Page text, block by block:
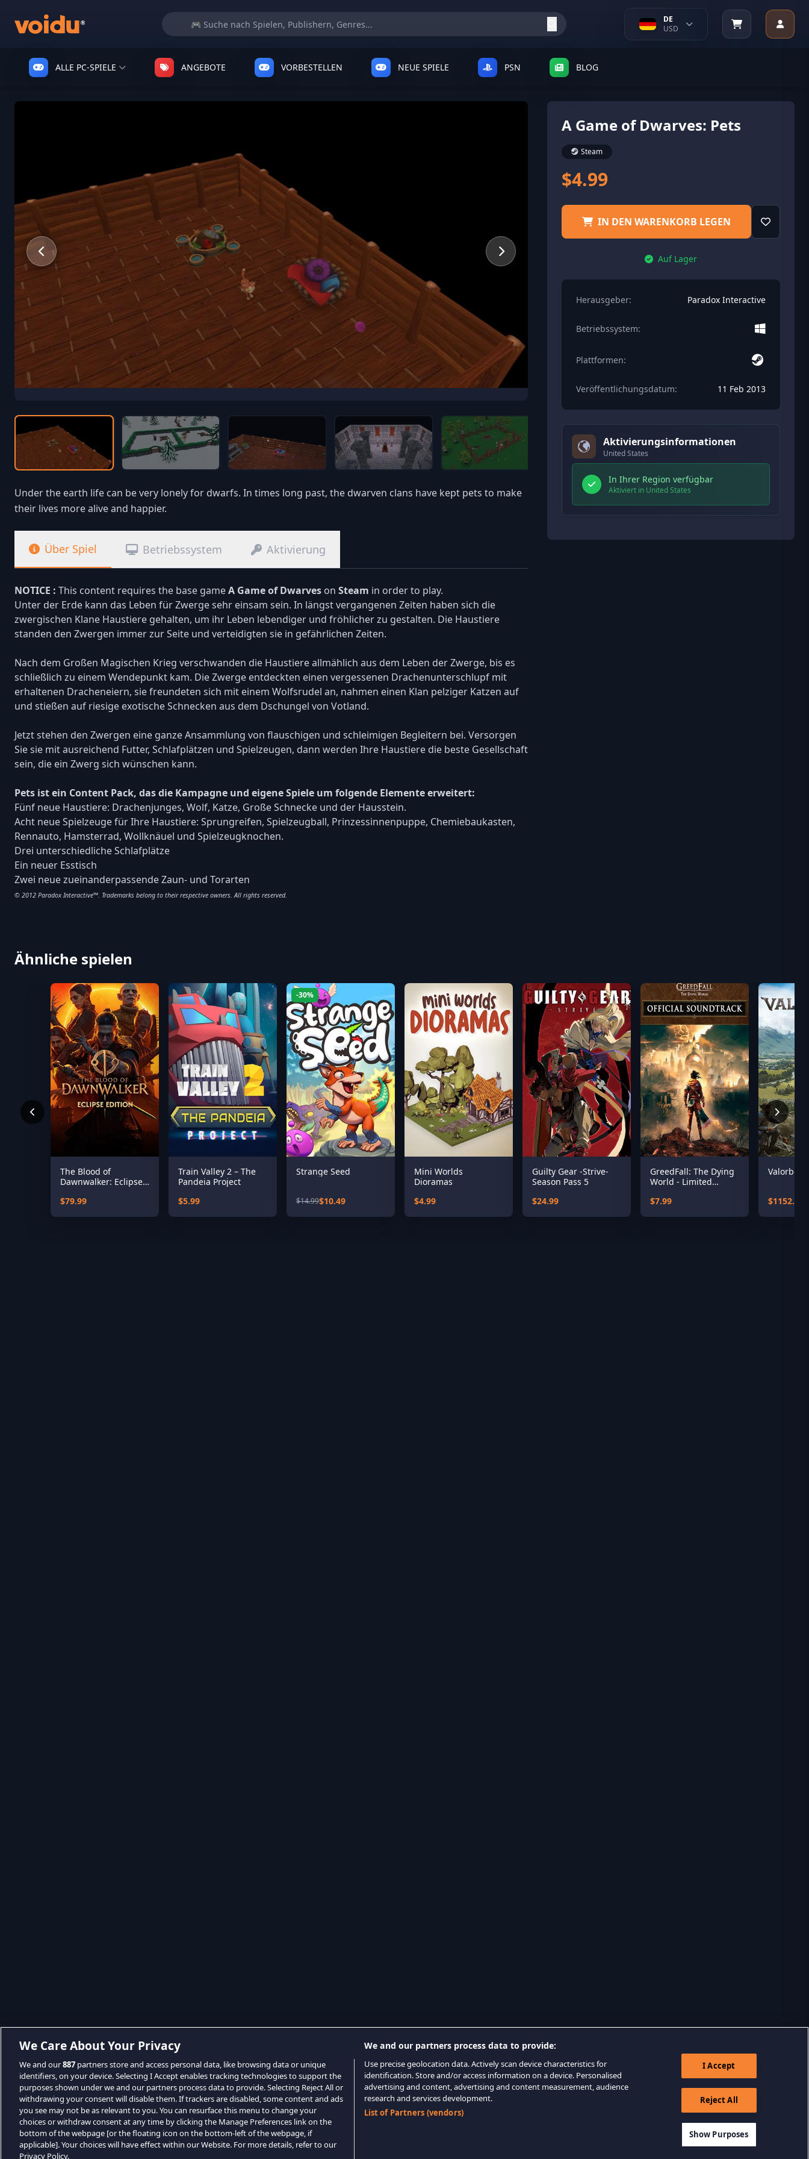
DE
USD
ALLE PC-SPIELE ANGEBOTE VORBESTELLEN NEUE SPIELE PSN BLOG
Under the earth life can be very lonely for dwarfs. In times long past, the dwarven clans have kept pets to make
their lives more alive and happier.
Über Spiel Betriebssystem Aktivierung
NOTICE : This content requires the base gameA Game of Dwarves on Steam in order to play.
Unter der Erde kann das Leben für Zwerge sehr einsam sein. In längst vergangenen Zeiten haben sich die
zwergischen Klane Haustiere gehalten, um ihr Leben lebendiger und fröhlicher zu gestalten. Die Haustiere
standen den Zwergen immer zur Seite und verteidigten sie in gefährlichen Zeiten.
Nach dem Großen Magischen Krieg verschwanden die Haustiere allmählich aus dem Leben der Zwerge, bis es
schließlich zu einem Wendepunkt kam. Die Zwerge entdeckten einen vergessenen Drachenunterschlupf mit
erhaltenen Dracheneiern, sie freundeten sich mit einem Wolfsrudel an, nahmen einen Klan pelziger Katzen auf
und stießen auf riesige exotische Schnecken aus dem Dschungel von Votland.
Jetzt stehen den Zwergen eine ganze Ansammlung von flauschigen und schleimigen Begleitern bei. Versorgen
Sie sie mit ausreichend Futter, Schlafplätzen und Spielzeugen, dann werden Ihre Haustiere die beste Gesellschaft
sein, die ein Zwerg sich wünschen kann.
Pets ist ein Content Pack, das die Kampagne und eigene Spiele um folgende Elemente erweitert:
Fünf neue Haustiere: Drachenjunges, Wolf, Katze, Große Schnecke und der Hausstein.
Acht neue Spielzeuge für Ihre Haustiere: Sprungreifen, Spielzeugball, Prinzessinnenpuppe, Chemiebaukasten,
Rennauto, Hamsterrad, Wollknäuel und Spielzeugknochen.
Drei unterschiedliche Schlafplätze
Ein neuer Esstisch
Zwei neue zueinanderpassende Zaun- und Torarten
© 2012 Paradox Interactive™. Trademarks belong to their respective owners. All rights reserved.
A Game of Dwarves: Pets
Steam
$4.99
IN DEN WARENKORB LEGEN
Auf Lager
Herausgeber: Paradox Interactive
Betriebssystem:
Plattformen:
Veröffentlichungsdatum: 11 Feb 2013
Aktivierungsinformationen
United States
In Ihrer Region verfügbar
Aktiviert in United States
Ähnliche spielen
The Blood of
Dawnwalker: Eclipse
$79.99
Train Valley 2 – The
Pandeia Project
$5.99
-30%
Strange Seed
$14.99$10.49
Mini Worlds
Dioramas
$4.99
Guilty Gear -Strive-
Season Pass 5
$24.99
GreedFall: The Dying
World - Limited
$7.99
Valorborn
$1152.35
We Care About Your Privacy
We and our887 partners store and access personal data, like browsing data or unique
identifiers, on your device. Selecting I Accept enables tracking technologies to support the
purposes shown under we and our partners process data to provide. Selecting Reject All or
withdrawing your consent will disable them. If trackers are disabled, some content and ads
you see may not be as relevant to you. You can resurface this menu to change your
choices or withdraw consent at any time by clicking the Manage Preferences link on the
bottom of the webpage [or the floating icon on the bottom-left of the webpage, if
applicable]. Your choices will have effect within our Website. For more details, refer to our
Privacy Policy.
We and our partners process data to provide:
Use precise geolocation data. Actively scan device characteristics for
identification. Store and/or access information on a device. Personalised
advertising and content, advertising and content measurement, audience
research and services development.
List of Partners (vendors)
I Accept
Reject All
Show Purposes